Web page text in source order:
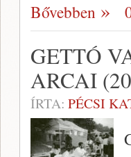
Bővebben
GETTÓ
ARCAI
ÍRTA: PÉCSI